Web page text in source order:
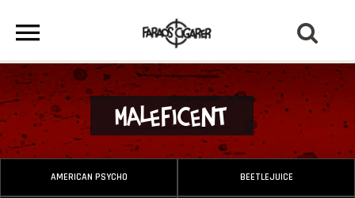
Maleficent
AMERICAN PSYCHO BEETLEJUICE